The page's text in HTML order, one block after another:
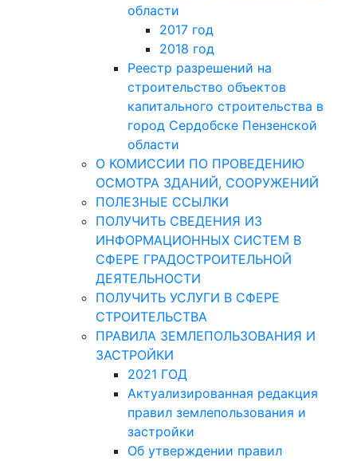
области
2017 год
2018 год
Реестр разрешений на
строительство объектов
капитального строительства в
город Сердобске Пензенской
области
О КОМИССИИ ПО ПРОВЕДЕНИЮ
ОСМОТРА ЗДАНИЙ, СООРУЖЕНИЙ
ПОЛЕЗНЫЕ ССЫЛКИ
ПОЛУЧИТЬ СВЕДЕНИЯ ИЗ
ИНФОРМАЦИОННЫХ СИСТЕМ В
СФЕРЕ ГРАДОСТРОИТЕЛЬНОЙ
ДЕЯТЕЛЬНОСТИ
ПОЛУЧИТЬ УСЛУГИ В СФЕРЕ
СТРОИТЕЛЬСТВА
ПРАВИЛА ЗЕМЛЕПОЛЬЗОВАНИЯ И
ЗАСТРОЙКИ
2021 ГОД
Актуализированная редакция
правил землепользования и
застройки
Об утверждении правил